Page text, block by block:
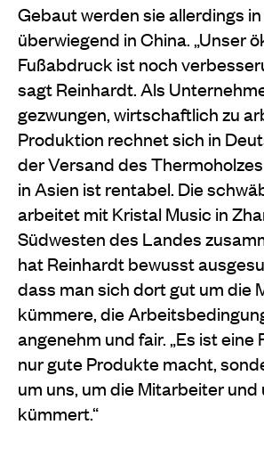
Gebaut werden sie allerdings
überwiegend in China. „Unser
Fußabdruck ist noch
sagt Reinhardt. Als
gezwungen, wirtschaftlich zu
Produktion rechnet sich in
der Versand des
in Asien ist rentabel. Die
arbeitet mit Kristal Music in
Südwesten des Landes
hat Reinhardt bewusst
dass man sich dort gut um die
kümmere, die
angenehm und fair. „Es ist eine
nur gute Produkte macht,
um uns, um die Mitarbeiter
kümmert.“